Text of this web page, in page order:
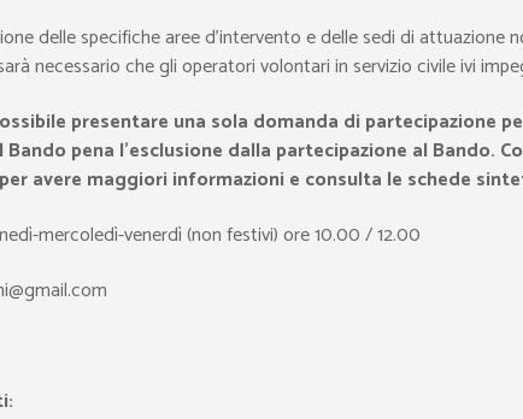
delle specifiche aree d’intervento e delle sedi di
necessario che gli operatori volontari in servizio civile ivi
presentare una sola domanda di
pena l’esclusione dalla partecipazione al Bando.
per avere maggiori informazioni e consulta le schede
mercoledì-venerdì (non festivi) ore 10.00 / 12.00